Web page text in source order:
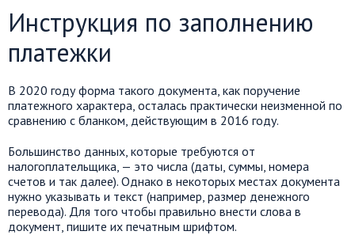
Инструкция по заполнению
платежки
В 2020 году форма такого документа, как поручение
платежного характера, осталась практически неизменной по
сравнению с бланком, действующим в 2016 году.
Большинство данных, которые требуются от
налогоплательщика, — это числа (даты, суммы, номера
счетов и так далее). Однако в некоторых местах документа
нужно указывать и текст (например, размер денежного
перевода). Для того чтобы правильно внести слова в
документ, пишите их печатным шрифтом.